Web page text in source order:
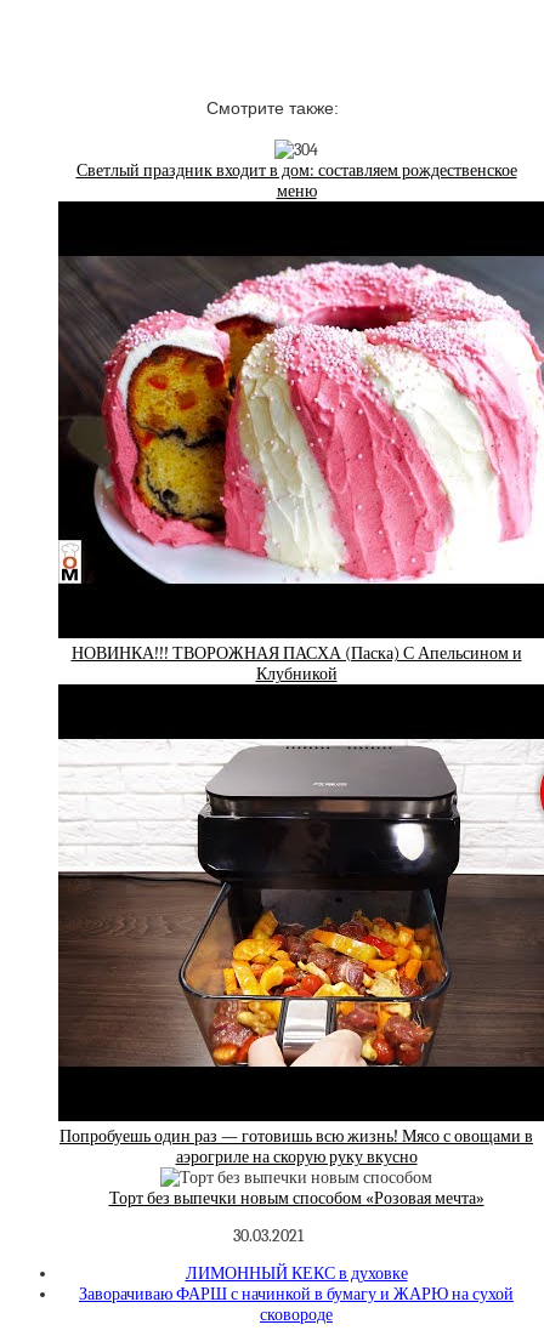
Смотрите также:
Светлый праздник входит в дом: составляем рождественское
меню
НОВИНКА!!! ТВОРОЖНАЯ ПАСХА (Паска) С Апельсином и
Клубникой
Попробуешь один раз — готовишь всю жизнь! Мясо с овощами в
аэрогриле на скорую руку вкусно
Торт без выпечки новым способом «Розовая мечта»
30.03.2021
ЛИМОННЫЙ КЕКС в духовке
Заворачиваю ФАРШ с начинкой в бумагу и ЖАРЮ на сухой
сковороде